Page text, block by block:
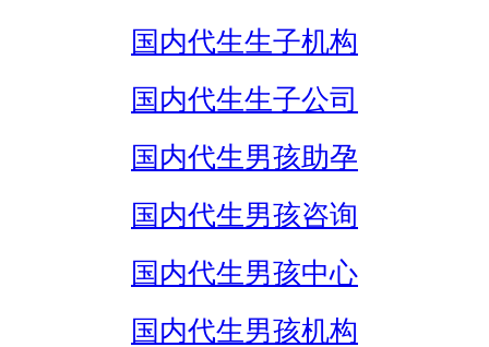
国内代生生子机构
国内代生生子公司
国内代生男孩助孕
国内代生男孩咨询
国内代生男孩中心
国内代生男孩机构